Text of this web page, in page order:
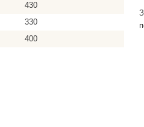
430
330
400